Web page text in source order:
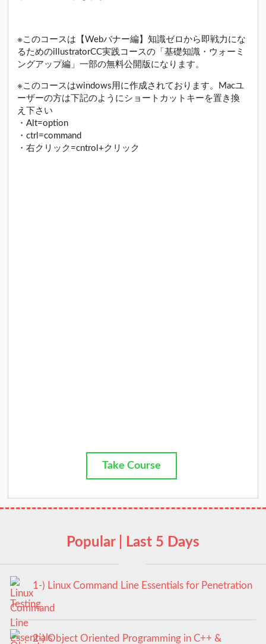
※このコースは【Webバナー編】知識ゼロから即戦力にな
るためのillustratorCC実践コースの「基礎知識・ウォーミ
ングアップ編」一部の無料公開版になります。
※このコースはwindows用に作成されております。Macユ
ーザーの方は下記のようにショートカットキーを置き換
え下さい
・Alt=option
・ctrl=command
・右クリック=cntrol+クリック
Take Course
Popular | Last 5 Days
1-) Linux Command Line Essentials for Penetration
Testing
2-) Object Oriented Programming in C++ &